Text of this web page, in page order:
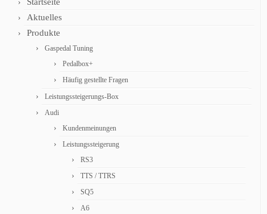
Aktuelles
Produkte
Gaspedal Tuning
Pedalbox+
Häufig gestellte Fragen
Leistungssteigerungs-Box
Audi
Kundenmeinungen
Leistungssteigerung
RS3
TTS / TTRS
SQ5
A6